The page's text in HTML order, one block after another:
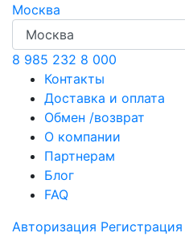
Москва
8 985 232 8 000
Контакты
Доставка и оплата
Обмен /возврат
О компании
Партнерам
Блог
FAQ
Авторизация Регистрация